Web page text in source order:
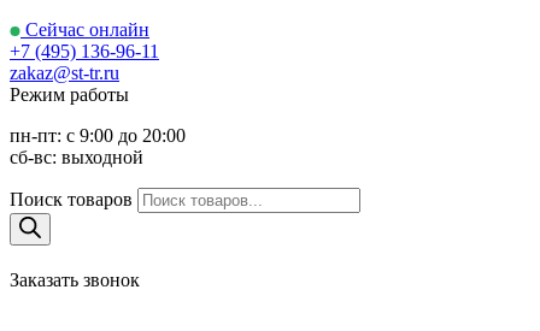
Сейчас онлайн
+7 (495) 136-96-11
zakaz@st-tr.ru
Режим работы
пн-пт: с 9:00 до 20:00
сб-вс: выходной
Поиск товаров
Заказать звонок